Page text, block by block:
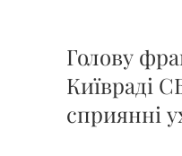
Голову
Київраді
сприянні